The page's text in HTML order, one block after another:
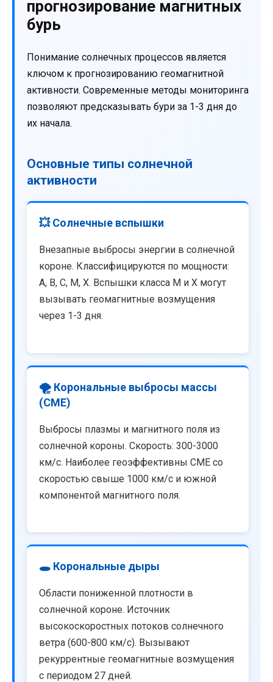
прогнозирование магнитных
бурь
Понимание солнечных процессов является
ключом к прогнозированию геомагнитной
активности. Современные методы мониторинга
позволяют предсказывать бури за 1-3 дня до
их начала.
Основные типы солнечной
активности
💥 Солнечные вспышки
Внезапные выбросы энергии в солнечной
короне. Классифицируются по мощности:
A, B, C, M, X. Вспышки класса M и X могут
вызывать геомагнитные возмущения
через 1-3 дня.
🌪️ Корональные выбросы массы
(CME)
Выбросы плазмы и магнитного поля из
солнечной короны. Скорость: 300-3000
км/с. Наиболее геоэффективны CME со
скоростью свыше 1000 км/с и южной
компонентой магнитного поля.
🕳️ Корональные дыры
Области пониженной плотности в
солнечной короне. Источник
высокоскоростных потоков солнечного
ветра (600-800 км/с). Вызывают
рекуррентные геомагнитные возмущения
с периодом 27 дней.